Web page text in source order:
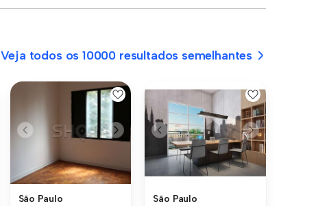
Veja todos os 10000 resultados semelhantes
São Paulo São Paulo